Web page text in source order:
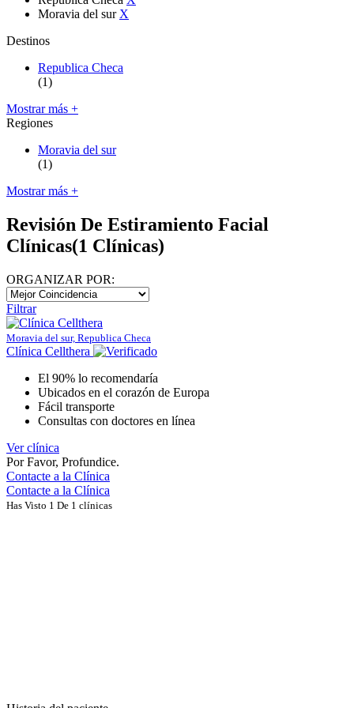
Moravia del sur X
Destinos
Republica Checa
(1)
Mostrar más +
Regiones
Moravia del sur
(1)
Mostrar más +
Revisión De Estiramiento Facial
Clínicas(1 Clínicas)
ORGANIZAR POR:
Filtrar
Moravia del sur, Republica Checa
Clínica Cellthera
El 90% lo recomendaría
Ubicados en el corazón de Europa
Fácil transporte
Consultas con doctores en línea
Ver clínica
Por Favor, Profundice.
Contacte a la Clínica
Contacte a la Clínica
Has Visto 1 De 1 clínicas